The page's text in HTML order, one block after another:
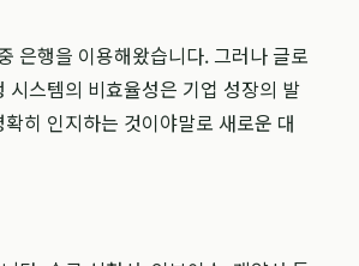
은행을 이용해왔습니다. 그러나 글로
스템의 비효율성은 기업 성장의 발
히 인지하는 것이야말로 새로운 대